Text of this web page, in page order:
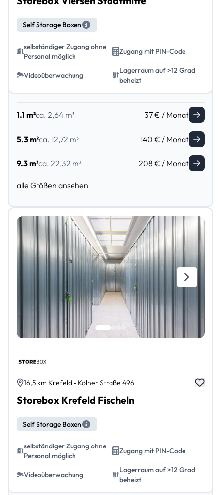
Self Storage Boxen
selbständiger Zugang ohne
Personal möglich
Zugang mit PIN-Code
Videoüberwachung
Lagerraum auf >12 Grad
beheizt
1.1 m²ca. 2,64 m³ 37 € / Monat
5.3 m²ca. 12,72 m³ 140 € / Monat
9.3 m²ca. 22,32 m³ 208 € / Monat
alle Größen ansehen
16,5 km Krefeld - Kölner Straße 496
Storebox Krefeld Fischeln
Self Storage Boxen
selbständiger Zugang ohne
Personal möglich
Zugang mit PIN-Code
Videoüberwachung
Lagerraum auf >12 Grad
beheizt